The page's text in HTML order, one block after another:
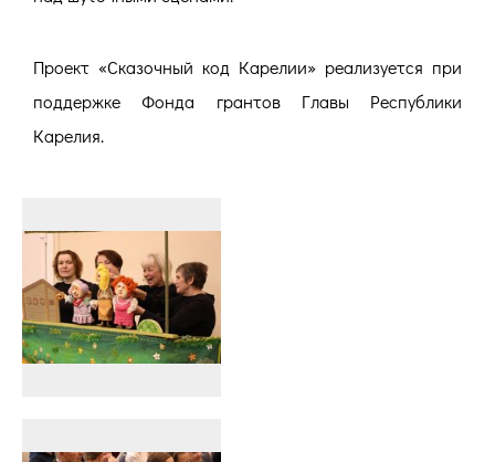
Проект «Сказочный код Карелии» реализуется при
поддержке Фонда грантов Главы Республики
Карелия.